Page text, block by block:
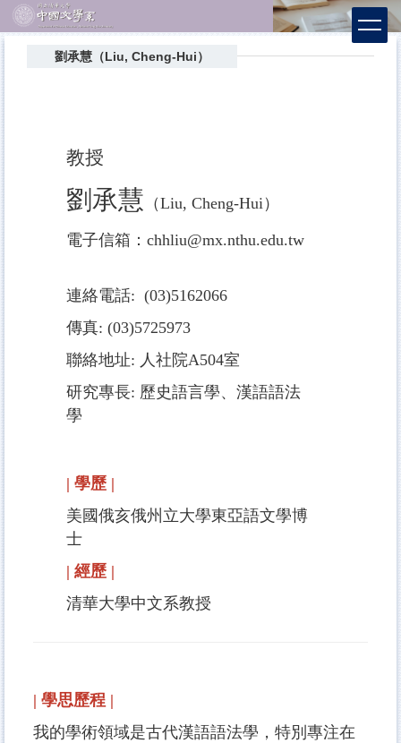
跳
到
劉承慧（Liu, Cheng-Hui）
教授
劉承慧 （Liu, Cheng-Hui）
電子信箱：chhliu@mx.nthu.edu.tw
連絡電話: (03)5162066
傳真: (03)5725973
聯絡地址: 人社院A504室
研究專長: 歷史語言學、漢語語法
學
| 學歷 |
美國俄亥俄州立大學東亞語文學博
士
| 經歷 |
清華大學中文系教授
| 學思歷程 |
我的學術領域是古代漢語語法學，特別專注在